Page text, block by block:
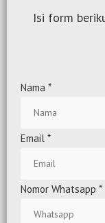
Isi form
Nama *
Email *
Nomor Whatsapp *